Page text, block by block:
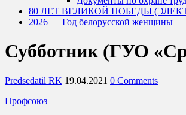
80 ЛЕТ ВЕЛИКОЙ ПОБЕДЫ
2026 — Год белорусской женщины
Субботник (ГУО
Predsedatil RK 19.04.2021 0 Comments
Профсоюз